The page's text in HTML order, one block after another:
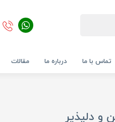
تماس با ما درباره ما مقالات
و دلپذیر